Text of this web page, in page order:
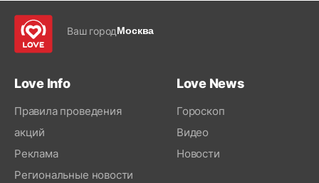
Ваш городМосква
Love Info
Правила проведения
акций
Реклама
Региональные новости
Love News
Гороскоп
Видео
Новости